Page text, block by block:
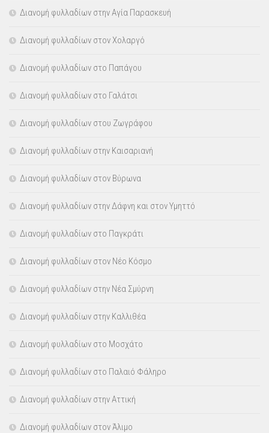
Διανομή φυλλαδίων στην Αγία Παρασκευή
Διανομή φυλλαδίων στον Χολαργό
Διανομή φυλλαδίων στο Παπάγου
Διανομή φυλλαδίων στο Γαλάτσι
Διανομή φυλλαδίων στου Ζωγράφου
Διανομή φυλλαδίων στην Καισαριανή
Διανομή φυλλαδίων στον Βύρωνα
Διανομή φυλλαδίων στην Δάφνη και στον Υμηττό
Διανομή φυλλαδίων στο Παγκράτι
Διανομή φυλλαδίων στον Νέο Κόσμο
Διανομή φυλλαδίων στην Νέα Σμύρνη
Διανομή φυλλαδίων στην Καλλιθέα
Διανομή φυλλαδίων στο Μοσχάτο
Διανομή φυλλαδίων στο Παλαιό Φάληρο
Διανομή φυλλαδίων στην Αττική
Διανομή φυλλαδίων στον Άλιμο